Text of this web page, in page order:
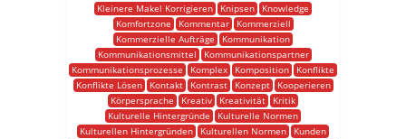
Kleinere Makel Korrigieren
Knipsen
Knowledge
Komfortzone
Kommentar
Kommerziell
Kommerzielle Aufträge
Kommunikation
Kommunikationsmittel
Kommunikationspartner
Kommunikationsprozesse
Komplex Komposition
Konflikte
Konflikte Lösen
Kontakt Kontrast Konzept
Kooperieren
Körpersprache
Kreativ Kreativität
Kritik
Kulturelle Hintergründe
Kulturelle Normen
Kulturellen Hintergründen
Kulturellen Normen
Kunden